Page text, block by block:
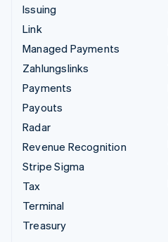
Issuing
Link
Managed Payments
Zahlungslinks
Payments
Payouts
Radar
Revenue Recognition
Stripe Sigma
Tax
Terminal
Treasury